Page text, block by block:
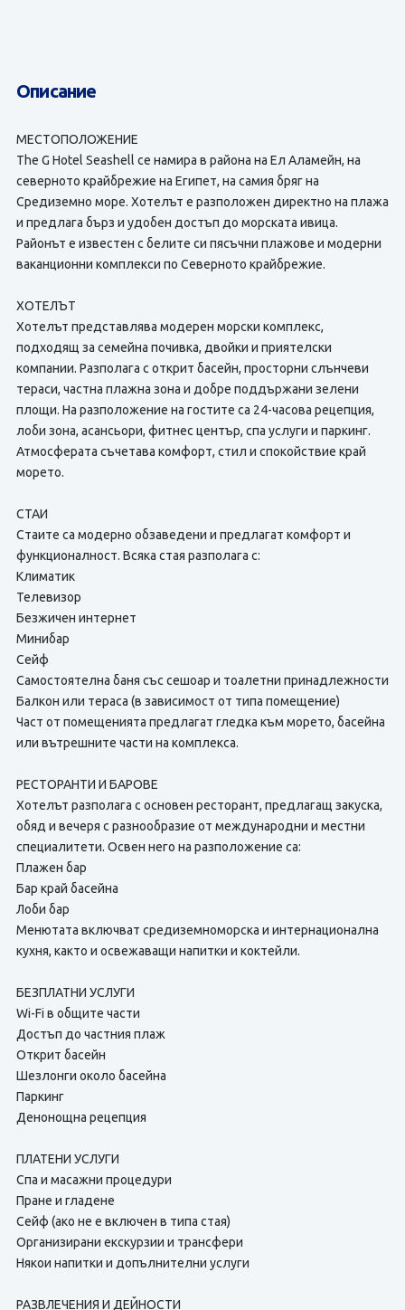
Описание
МЕСТОПОЛОЖЕНИЕ
The G Hotel Seashell се намира в района на Ел Аламейн, на
северното крайбрежие на Египет, на самия бряг на
Средиземно море. Хотелът е разположен директно на плажа
и предлага бърз и удобен достъп до морската ивица.
Районът е известен с белите си пясъчни плажове и модерни
ваканционни комплекси по Северното крайбрежие.
ХОТЕЛЪТ
Хотелът представлява модерен морски комплекс,
подходящ за семейна почивка, двойки и приятелски
компании. Разполага с открит басейн, просторни слънчеви
тераси, частна плажна зона и добре поддържани зелени
площи. На разположение на гостите са 24-часова рецепция,
лоби зона, асансьори, фитнес център, спа услуги и паркинг.
Атмосферата съчетава комфорт, стил и спокойствие край
морето.
СТАИ
Стаите са модерно обзаведени и предлагат комфорт и
функционалност. Всяка стая разполага с:
Климатик
Телевизор
Безжичен интернет
Минибар
Сейф
Самостоятелна баня със сешоар и тоалетни принадлежности
Балкон или тераса (в зависимост от типа помещение)
Част от помещенията предлагат гледка към морето, басейна
или вътрешните части на комплекса.
РЕСТОРАНТИ И БАРОВЕ
Хотелът разполага с основен ресторант, предлагащ закуска,
обяд и вечеря с разнообразие от международни и местни
специалитети. Освен него на разположение са:
Плажен бар
Бар край басейна
Лоби бар
Менютата включват средиземноморска и интернационална
кухня, както и освежаващи напитки и коктейли.
БЕЗПЛАТНИ УСЛУГИ
Wi-Fi в общите части
Достъп до частния плаж
Открит басейн
Шезлонги около басейна
Паркинг
Денонощна рецепция
ПЛАТЕНИ УСЛУГИ
Спа и масажни процедури
Пране и гладене
Сейф (ако не е включен в типа стая)
Организирани екскурзии и трансфери
Някои напитки и допълнителни услуги
РАЗВЛЕЧЕНИЯ И ДЕЙНОСТИ